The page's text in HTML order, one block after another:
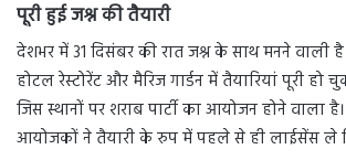
पूरी हुई जश्न की तैयारी
देशभर में 31 दिसंबर की रात जश्न के साथ मनने
होटल रेस्टोरेंट और मैरिज गार्डन में तैयारियां पूरी हो
जिस स्थानों पर शराब पार्टी का आयोजन होने वाला
आयोजकों ने तैयारी के रुप में पहले से ही लाईसेंस ले